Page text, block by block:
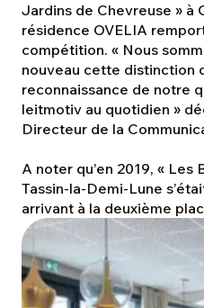
Jardins de Chevreuse » à
résidence OVELIA
compétition. « Nous
nouveau cette distinction
reconnaissance de notre
leitmotiv au quotidien »
Directeur de la
A noter qu’en 2019, « Les
Tassin-la-Demi-Lune
arrivant à la deuxième